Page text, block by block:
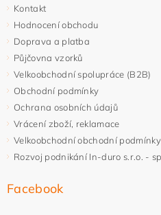
Kontakt
Hodnocení obchodu
Doprava a platba
Půjčovna vzorků
Velkoobchodní spolupráce (B2B)
Obchodní podmínky
Ochrana osobních údajů
Vrácení zboží, reklamace
Velkoobchodní obchodní podmínky
Rozvoj podnikání In-duro s.r.o. -
Facebook